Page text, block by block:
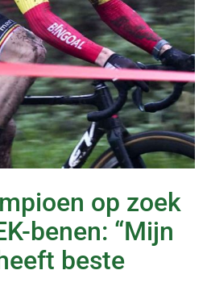
op zoek
benen: “Mijn
beste